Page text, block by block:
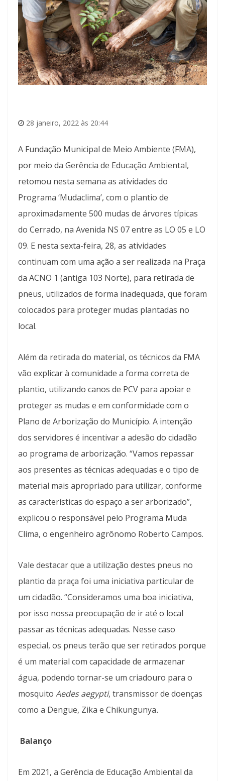
28 janeiro, 2022 às 20:44
A Fundação Municipal de Meio Ambiente (FMA),
por meio da Gerência de Educação Ambiental,
retomou nesta semana as atividades do
Programa ‘Mudaclima’, com o plantio de
aproximadamente 500 mudas de árvores típicas
do Cerrado, na Avenida NS 07 entre as LO 05 e LO
09. E nesta sexta-feira, 28, as atividades
continuam com uma ação a ser realizada na Praça
da ACNO 1 (antiga 103 Norte), para retirada de
pneus, utilizados de forma inadequada, que foram
colocados para proteger mudas plantadas no
local.
Além da retirada do material, os técnicos da FMA
vão explicar à comunidade a forma correta de
plantio, utilizando canos de PCV para apoiar e
proteger as mudas e em conformidade com o
Plano de Arborização do Município. A intenção
dos servidores é incentivar a adesão do cidadão
ao programa de arborização. “Vamos repassar
aos presentes as técnicas adequadas e o tipo de
material mais apropriado para utilizar, conforme
as características do espaço a ser arborizado”,
explicou o responsável pelo Programa Muda
Clima, o engenheiro agrônomo Roberto Campos.
Vale destacar que a utilização destes pneus no
plantio da praça foi uma iniciativa particular de
um cidadão. “Consideramos uma boa iniciativa,
por isso nossa preocupação de ir até o local
passar as técnicas adequadas. Nesse caso
especial, os pneus terão que ser retirados porque
é um material com capacidade de armazenar
água, podendo tornar-se um criadouro para o
mosquito Aedes aegypti, transmissor de doenças
como a Dengue, Zika e Chikungunya.
Balanço
Em 2021, a Gerência de Educação Ambiental da